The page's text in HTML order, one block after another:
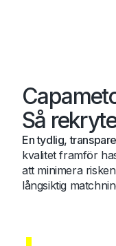
Så
En tydlig,
kvalitet framför
att minimera
långsiktig